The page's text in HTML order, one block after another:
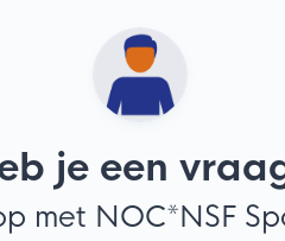
je een
met NOC*NSF